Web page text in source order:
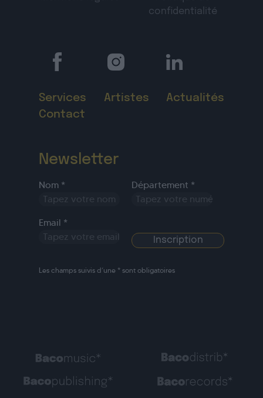
confidentialité
Services Artistes
Actualités
Contact
Newsletter
Nom * Département *
Email *
Les champs suivis d’une * sont obligatoires